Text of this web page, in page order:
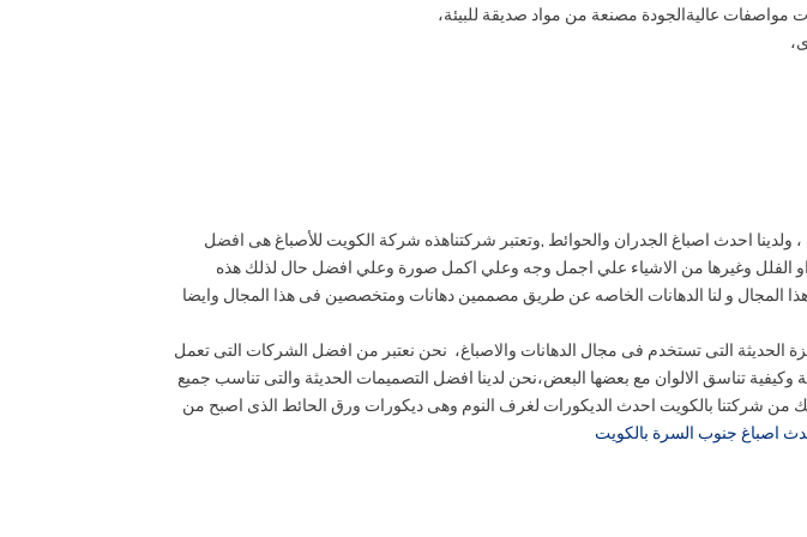
مواصفات عاليةالجودة مصنعة من مواد صديقة للبيئة،
احدث اصباغ الجدران والحوائط ,وتعتبر شركتناهذه شركة الكويت للأصباغ هى افضل
الفلل وغيرها من الاشياء علي اجمل وجه وعلي اكمل صورة وعلي افضل حال لذلك هذه
و لنا الدهانات الخاصه عن طريق مصممين دهانات ومتخصصين فى هذا المجال وايضا
الحديثة التى تستخدم فى مجال الدهانات والاصباغ، نحن نعتبر من افضل الشركات التى تعمل
تناسق الالوان مع بعضها البعض،نحن لدينا افضل التصميمات الحديثة والتى تناسب جميع
من شركتنا بالكويت احدث الديكورات لغرف النوم وهى ديكورات ورق الحائط الذى اصبح من
اصباغ جنوب السرة بالكويت